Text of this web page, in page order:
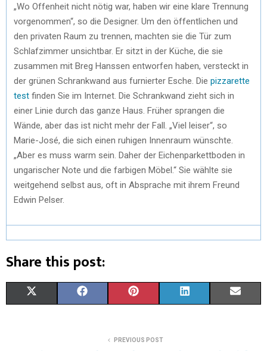
„Wo Offenheit nicht nötig war, haben wir eine klare Trennung
vorgenommen“, so die Designer. Um den öffentlichen und
den privaten Raum zu trennen, machten sie die Tür zum
Schlafzimmer unsichtbar. Er sitzt in der Küche, die sie
zusammen mit Breg Hanssen entworfen haben, versteckt in
der grünen Schrankwand aus furnierter Esche. Die pizzarette
test finden Sie im Internet. Die Schrankwand zieht sich in
einer Linie durch das ganze Haus. Früher sprangen die
Wände, aber das ist nicht mehr der Fall. „Viel leiser“, so
Marie-José, die sich einen ruhigen Innenraum wünschte.
„Aber es muss warm sein. Daher der Eichenparkettboden in
ungarischer Note und die farbigen Möbel.“ Sie wählte sie
weitgehend selbst aus, oft in Absprache mit ihrem Freund
Edwin Pelser.
Share this post:
N
PREVIOUS POST